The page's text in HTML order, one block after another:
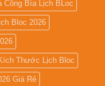
Công Bìa Lịch BLoc
Bloc 2026
Thước Lịch Bloc
Giá Rẻ